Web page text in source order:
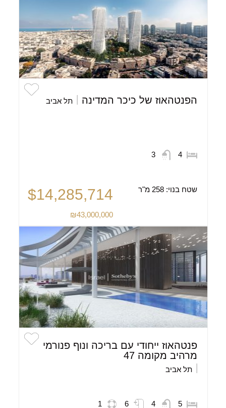
הפנטהאוז של כיכר המדינה תל אביב
4
3
שטח בנוי:258 מ"ר $14,285,714
₪43,000,000
פנטהאוז ייחודי עם בריכה ונוף פנורמי
מרהיב מקומה 47
תל אביב
5
4
6
1